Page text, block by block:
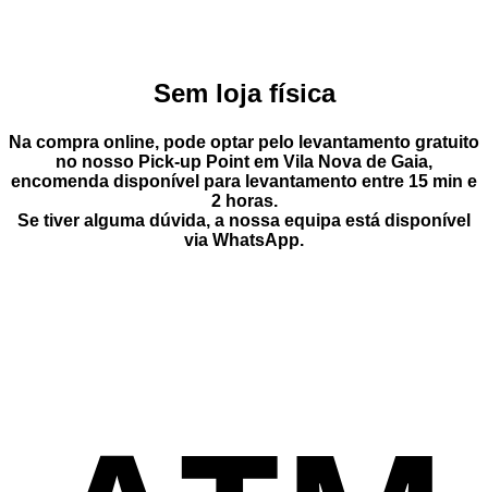
Sem loja física
Na compra online, pode optar pelo levantamento gratuito
no nosso Pick-up Point em Vila Nova de Gaia,
encomenda disponível para levantamento entre 15 min e
2 horas.
Se tiver alguma dúvida, a nossa equipa está disponível
via WhatsApp.